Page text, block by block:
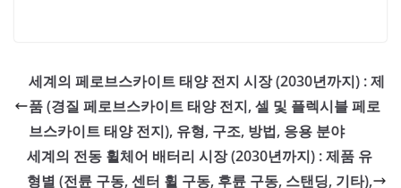
세계의 페로브스카이트 태양 전지 시장 (2030년까지) : 제
품 (경질 페로브스카이트 태양 전지, 셀 및 플렉시블 페로
브스카이트 태양 전지), 유형, 구조, 방법, 응용 분야
세계의 전동 휠체어 배터리 시장 (2030년까지) : 제품 유
형별 (전륜 구동, 센터 휠 구동, 후륜 구동, 스탠딩, 기타),